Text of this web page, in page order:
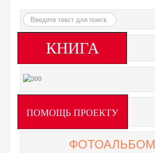
Искать...
КНИГА
ПОМОЩЬ ПРОЕКТУ
ФОТОАЛЬБОМ